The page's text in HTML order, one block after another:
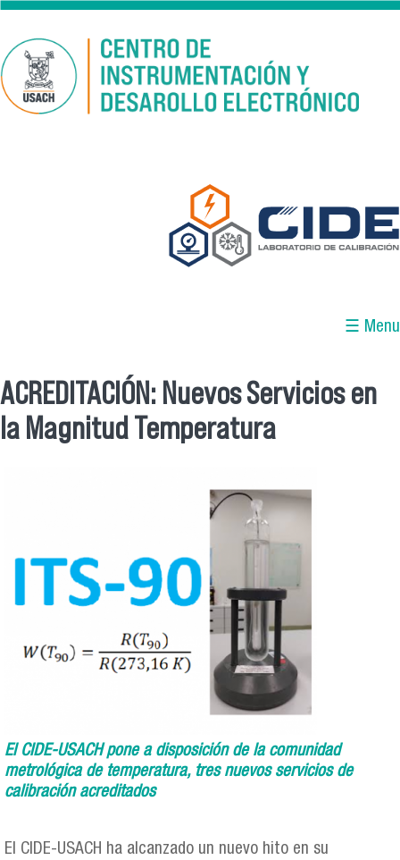
Pasar al contenido principal
☰ Menu
Se encuentra usted aquí
ACREDITACIÓN: Nuevos Servicios en
la Magnitud Temperatura
El CIDE-USACH pone a disposición de la comunidad
metrológica de temperatura, tres nuevos servicios de
calibración acreditados
El CIDE-USACH ha alcanzado un nuevo hito en su